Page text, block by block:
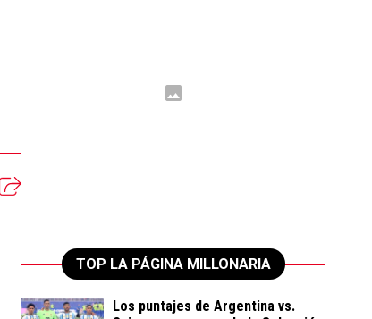
TOP LA PÁGINA MILLONARIA
Los puntajes de Argentina vs.